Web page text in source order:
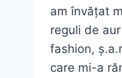
am învățat
reguli de
fashion,
care mi-a